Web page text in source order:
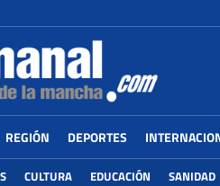
REGIÓN DEPORTES
CULTURA EDUCACIÓN SANIDAD